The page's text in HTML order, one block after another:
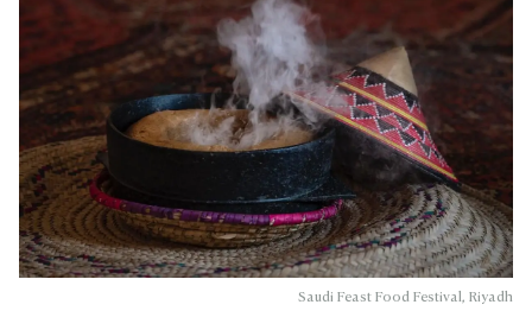
Saudi Feast Food Festival, Riyadh